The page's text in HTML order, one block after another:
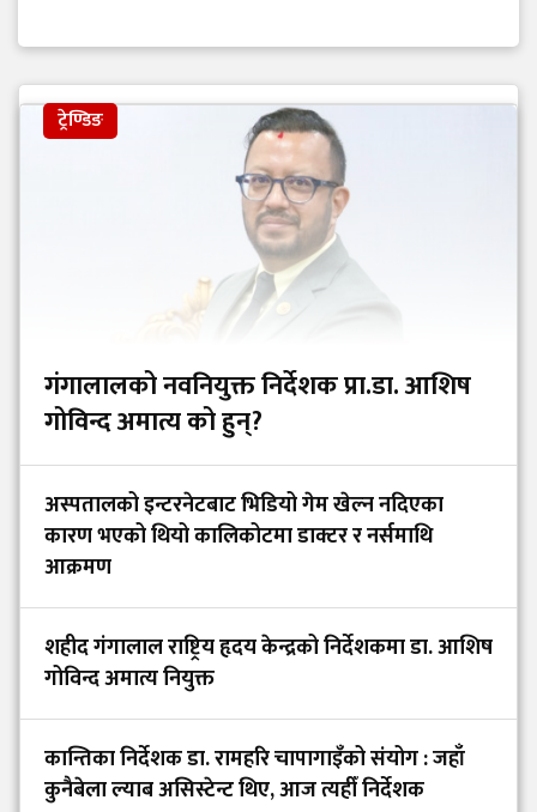
ट्रेण्डिङ
गंगालालको नवनियुक्त निर्देशक प्रा.डा. आशिष
गोविन्द अमात्य को हुन्?
अस्पतालको इन्टरनेटबाट भिडियो गेम खेल्न नदिएका
कारण भएको थियो कालिकोटमा डाक्टर र नर्समाथि
आक्रमण
शहीद गंगालाल राष्ट्रिय हृदय केन्द्रको निर्देशकमा डा. आशिष
गोविन्द अमात्य नियुक्त
कान्तिका निर्देशक डा. रामहरि चापागाइँको संयोग : जहाँ
कुनैबेला ल्याब असिस्टेन्ट थिए, आज त्यहीँ निर्देशक